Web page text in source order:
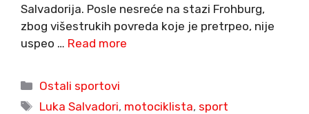
Salvadorija. Posle nesreće na stazi Frohburg,
zbog višestrukih povreda koje je pretrpeo, nije
uspeo … Read more
Categories
Ostali sportovi
Tags
Luka Salvadori, motociklista, sport